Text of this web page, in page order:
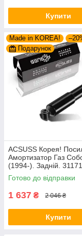
Купити
Made in KOREA!
Подарунок
ACSUSS Корея!
Амортизатор Газ
(1994-). Задній.
443179
Готово до відправки
1 637 ₴ 2 046 ₴
Купити